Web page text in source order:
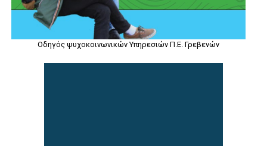
Οδηγός ψυχοκοινωνικών Υπηρεσιών Π.Ε. Γρεβενών